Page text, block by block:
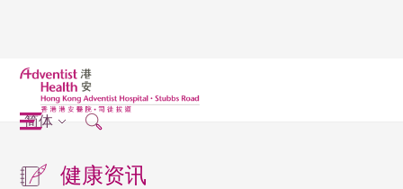
简体
健康资讯